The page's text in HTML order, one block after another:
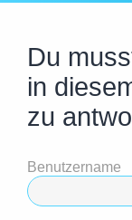
Du
in
zu
Benutzername